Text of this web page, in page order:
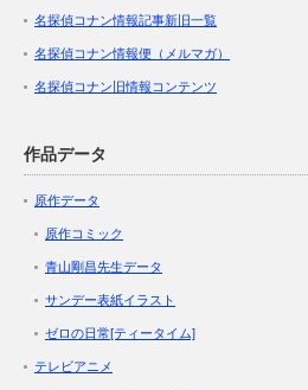
名探偵コナン情報記事新旧一覧
名探偵コナン情報便（メルマガ）
名探偵コナン旧情報コンテンツ
作品データ
原作データ
原作コミック
青山剛昌先生データ
サンデー表紙イラスト
ゼロの日常[ティータイム]
テレビアニメ